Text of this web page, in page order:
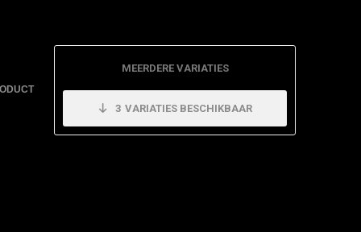
MEERDERE VARIATIES
3 VARIATIES BESCHIKBAAR